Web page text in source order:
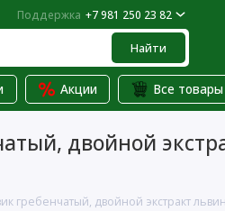
Поддержка +7 981 250 23 82
Найти
Акции Все товары
двойной
двойной экстракт